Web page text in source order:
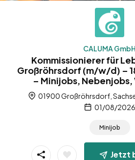
CALUMA GmbH
Kommissionierer für
Großröhrsdorf (m/w/d) –
– Minijobs,
01900 Großröhrsdorf,
01/08/2026
Minijob
Jetzt